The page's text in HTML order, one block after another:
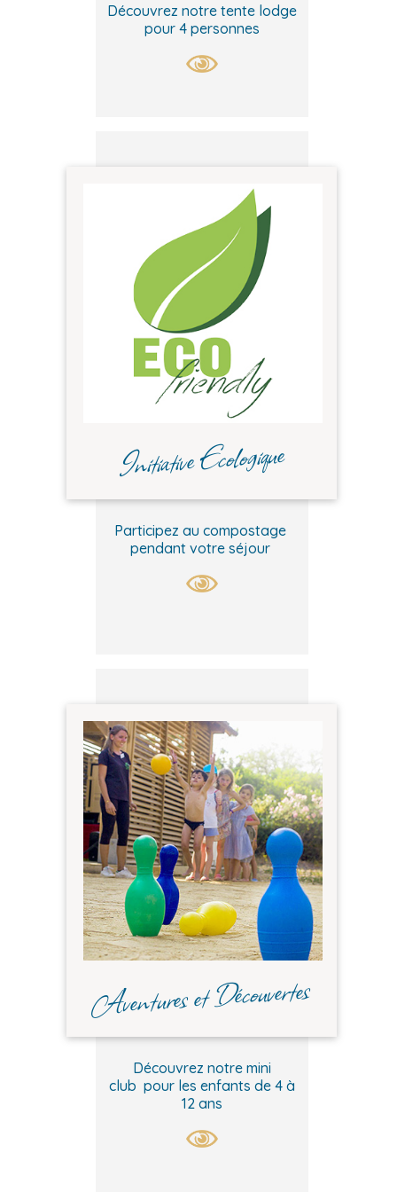
Découvrez notre tente lodge
pour 4 personnes
Initiative Ecologique
Participez au compostage
pendant votre séjour
Aventures et Découvertes
Découvrez notre mini
club pour les enfants de 4 à
12 ans